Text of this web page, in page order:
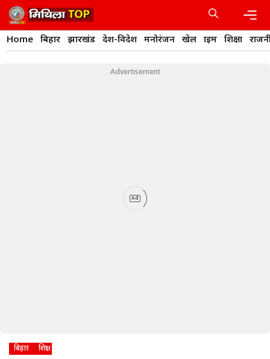
Skip
to
content
Home बिहार झारखंड देश-विदेश मनोरंजन खेल क्राइम शिक्षा
Advertisement
Ad
बिहार शिक्षा